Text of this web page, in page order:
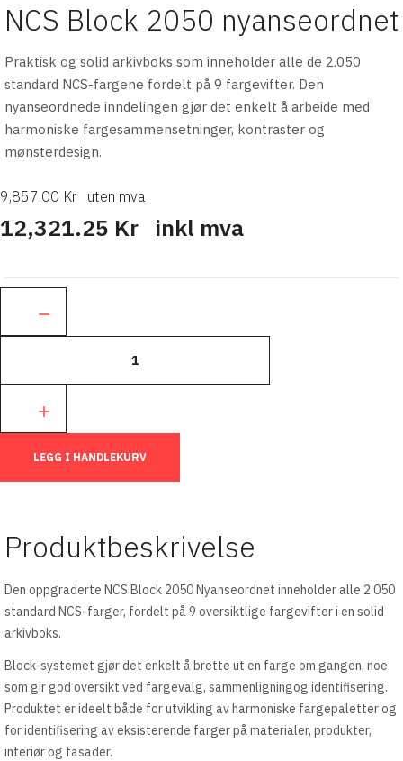
NCS Block 2050 nyanseordnet
Praktisk og solid arkivboks som inneholder alle de 2.050
standard NCS-fargene fordelt på 9 fargevifter. Den
nyanseordnede inndelingen gjør det enkelt å arbeide med
harmoniske fargesammensetninger, kontraster og
mønsterdesign.
9,857.00 Kr uten mva
12,321.25 Kr inkl mva
LEGG I HANDLEKURV
Produktbeskrivelse
Den oppgraderte NCS Block 2050 Nyanseordnet inneholder alle 2.050
standard NCS-farger, fordelt på 9 oversiktlige fargevifter i en solid
arkivboks.
Block-systemet gjør det enkelt å brette ut en farge om gangen, noe
som gir god oversikt ved fargevalg, sammenligningog identifisering.
Produktet er ideelt både for utvikling av harmoniske fargepaletter og
for identifisering av eksisterende farger på materialer, produkter,
interiør og fasader.